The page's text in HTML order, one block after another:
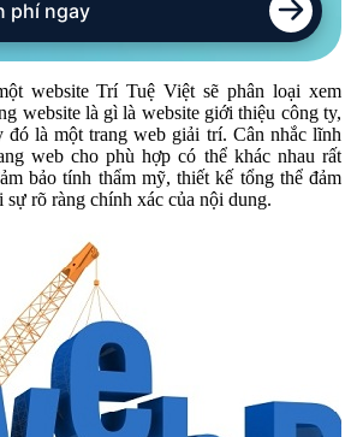
phí ngay
website Trí Tuệ Việt sẽ phân loại xem
website là gì là website giới thiệu công ty,
đó là một trang web giải trí. Cân nhắc lĩnh
web cho phù hợp có thể khác nhau rất
bảo tính thẩm mỹ, thiết kế tổng thể đảm
rõ ràng chính xác của nội dung.